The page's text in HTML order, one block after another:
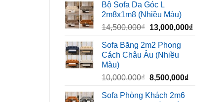
là:
13,500,000₫.
Bộ Sofa Da Góc L
2m8x1m8 (Nhiều Màu)
14,500,000₫ Giá
là:
14,500,000₫.
13,000,000₫Giá
Sofa Băng 2m2 Phong
Cách Châu Âu (Nhiều
Màu)
10,000,000₫ Giá
là:
8,500,000₫Giá
Sofa Phòng Khách 2m6